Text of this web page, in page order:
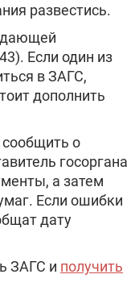
развестись.
Если один из
в ЗАГС,
дополнить
о
госоргана
а затем
Если ошибки
дату
ЗАГС и получить